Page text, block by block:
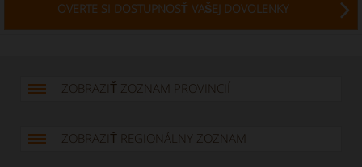
OVERTE SI DOSTUPNOSŤ VAŠEJ DOVOLENKY
ZOBRAZIŤ ZOZNAM PROVINCIÍ
ZOBRAZIŤ REGIONÁLNY ZOZNAM